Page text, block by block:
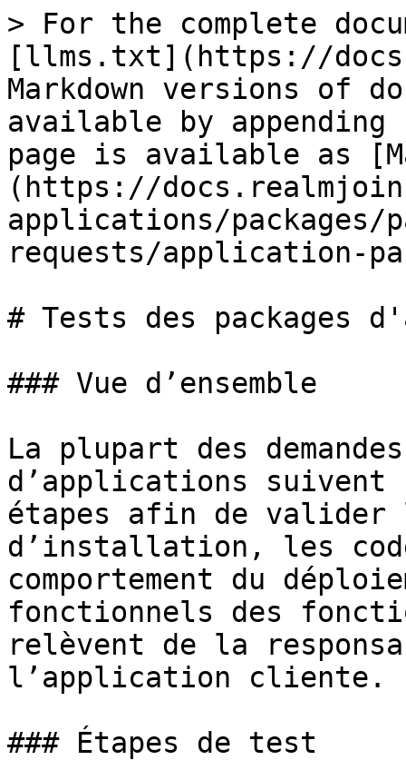
> For the complete
[llms.txt](https://
Markdown versions of
available by
page is available as
(https://
applications/packages/
requests/application-
# Tests des packages
### Vue d’ensemble
La plupart des
d’applications
étapes afin de valider
d’installation, les
comportement du
fonctionnels des
relèvent de la
l’application cliente.
### Étapes de test